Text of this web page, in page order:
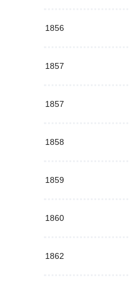
1856
1857
1857
1858
1859
1860
1862